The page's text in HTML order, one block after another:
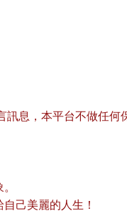
息，本平台不做任何
己美麗的人生！